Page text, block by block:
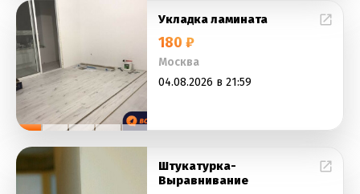
Укладка ламината
180 ₽
Москва
04.08.2026 в 21:59
Штукатурка-
Выравнивание